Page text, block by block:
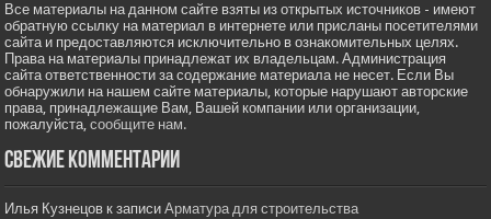
Все материалы на данном сайте взяты из открытых источников - имеют
обратную ссылку на материал в интернете или присланы посетителями
сайта и предоставляются исключительно в ознакомительных целях.
Права на материалы принадлежат их владельцам. Администрация
сайта ответственности за содержание материала не несет. Если Вы
обнаружили на нашем сайте материалы, которые нарушают авторские
права, принадлежащие Вам, Вашей компании или организации,
пожалуйста,сообщите нам.
Свежие комментарии
Илья Кузнецов к записиАрматура для строительства